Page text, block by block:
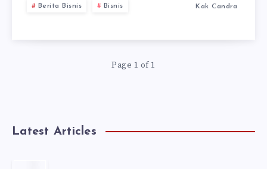
Berita Bisnis Bisnis Kak Candra
Page 1 of 1
Latest Articles